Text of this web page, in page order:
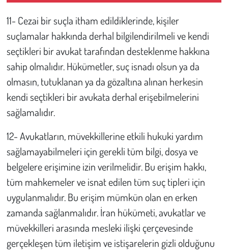
11- Cezai bir suçla itham edildiklerinde, kişiler
suçlamalar hakkında derhal bilgilendirilmeli ve kendi
seçtikleri bir avukat tarafından desteklenme hakkına
sahip olmalıdır. Hükümetler, suç isnadı olsun ya da
olmasın, tutuklanan ya da gözaltına alınan herkesin
kendi seçtikleri bir avukata derhal erişebilmelerini
sağlamalıdır.
12- Avukatların, müvekkillerine etkili hukuki yardım
sağlamayabilmeleri için gerekli tüm bilgi, dosya ve
belgelere erişimine izin verilmelidir. Bu erişim hakkı,
tüm mahkemeler ve isnat edilen tüm suç tipleri için
uygulanmalıdır. Bu erişim mümkün olan en erken
zamanda sağlanmalıdır. İran hükümeti, avukatlar ve
müvekkilleri arasında mesleki ilişki çerçevesinde
gerçekleşen tüm iletişim ve istişarelerin gizli olduğunu